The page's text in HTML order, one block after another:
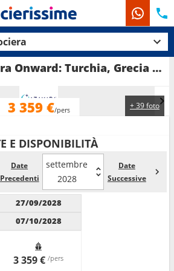
Crociera Azamara Onward: Turchia, Grecia in partenza da Pireo - Atene
+ 39 foto
3 359 €/pers
E DISPONIBILITÀ
Date
Precedenti
settembre
2028
Date
Successive
27/09/2028
07/10/2028
3 359 € /pers
Compagnie
Ricerca